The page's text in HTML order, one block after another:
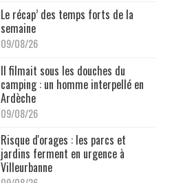
Le récap’ des temps forts de la
semaine
09/08/26
Il filmait sous les douches du
camping : un homme interpellé en
Ardèche
09/08/26
Risque d'orages : les parcs et
jardins ferment en urgence à
Villeurbanne